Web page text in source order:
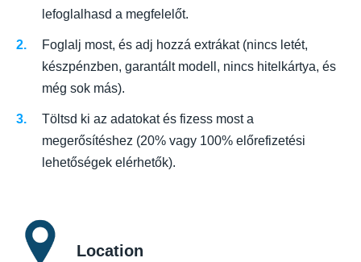
lefoglalhasd a megfelelőt.
Foglalj most, és adj hozzá extrákat (nincs letét,
készpénzben, garantált modell, nincs hitelkártya, és
még sok más).
Töltsd ki az adatokat és fizess most a
megerősítéshez (20% vagy 100% előrefizetési
lehetőségek elérhetők).
Location